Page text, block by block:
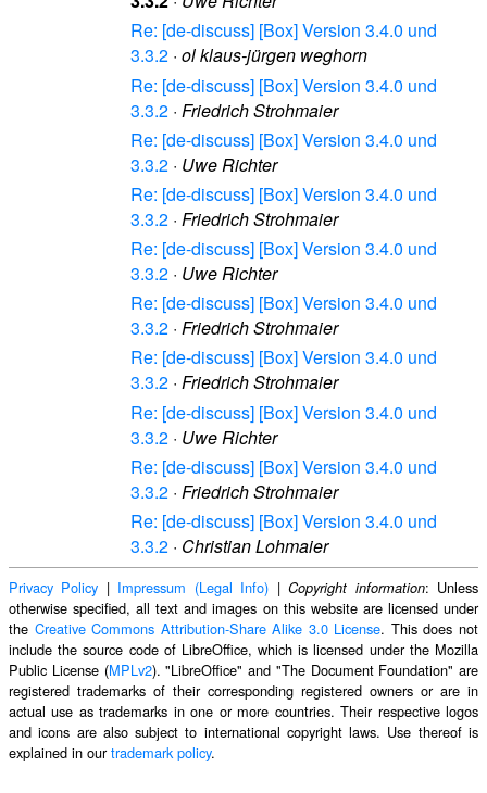
Re: [de-discuss] [Box] Version 3.4.0 und
3.3.2 · ol klaus-jürgen weghorn
Re: [de-discuss] [Box] Version 3.4.0 und
3.3.2 · Friedrich Strohmaier
Re: [de-discuss] [Box] Version 3.4.0 und
3.3.2 · Uwe Richter
Re: [de-discuss] [Box] Version 3.4.0 und
3.3.2 · Friedrich Strohmaier
Re: [de-discuss] [Box] Version 3.4.0 und
3.3.2 · Uwe Richter
Re: [de-discuss] [Box] Version 3.4.0 und
3.3.2 · Friedrich Strohmaier
Re: [de-discuss] [Box] Version 3.4.0 und
3.3.2 · Friedrich Strohmaier
Re: [de-discuss] [Box] Version 3.4.0 und
3.3.2 · Uwe Richter
Re: [de-discuss] [Box] Version 3.4.0 und
3.3.2 · Friedrich Strohmaier
Re: [de-discuss] [Box] Version 3.4.0 und
3.3.2 · Christian Lohmaier
Privacy Policy | Impressum (Legal Info) |Copyright information: Unless
otherwise specified, all text and images on this website are licensed under
the Creative Commons Attribution-Share Alike 3.0 License. This does not
include the source code of LibreOffice, which is licensed under the Mozilla
Public License (MPLv2). "LibreOffice" and "The Document Foundation" are
registered trademarks of their corresponding registered owners or are in
actual use as trademarks in one or more countries. Their respective logos
and icons are also subject to international copyright laws. Use thereof is
explained in ourtrademark policy.